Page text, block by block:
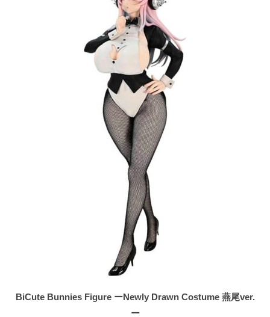
BiCute Bunnies Figure ーNewly Drawn Costume 燕尾ver.
ー